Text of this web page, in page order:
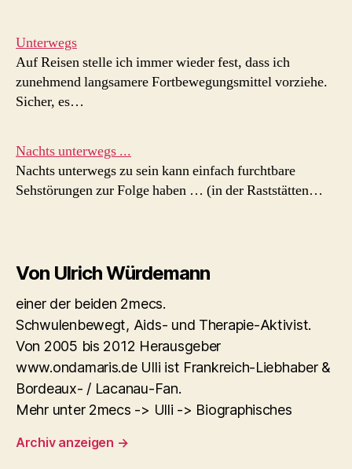
Unterwegs
Auf Reisen stelle ich immer wieder fest, dass ich
zunehmend langsamere Fortbewegungsmittel vorziehe.
Sicher, es…
Nachts unterwegs ...
Nachts unterwegs zu sein kann einfach furchtbare
Sehstörungen zur Folge haben … (in der Raststätten…
Von Ulrich Würdemann
einer der beiden 2mecs.
Schwulenbewegt, Aids- und Therapie-Aktivist.
Von 2005 bis 2012 Herausgeber
www.ondamaris.de Ulli ist Frankreich-Liebhaber &
Bordeaux- / Lacanau-Fan.
Mehr unter 2mecs -> Ulli -> Biographisches
Archiv anzeigen →